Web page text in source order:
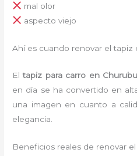
mal olor
aspecto viejo
Ahí es cuando renovar el tapiz
El tapiz para carro en
en día se ha convertido en
una imagen en cuanto a
elegancia.
Beneficios reales de renovar